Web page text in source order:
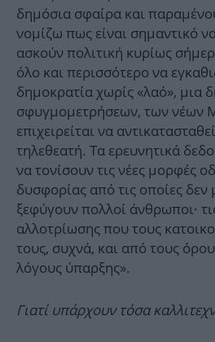
δημόσια σφαίρα και
νομίζω πως είναι σημαντικό
ασκούν πολιτική κυρίως
όλο και περισσότερο να
δημοκρατία χωρίς «λαό», μια
σφυγμομετρήσεων, των νέων
επιχειρείται να
τηλεθεατή. Τα ερευνητικά
να τονίσουν τις νέες μορφές
δυσφορίας από τις οποίες
ξεφύγουν πολλοί άνθρωποι·
αλλοτρίωσης που τους
τους, συχνά, και από τους
λόγους ύπαρξης».
Γιατί υπάρχουν τόσα